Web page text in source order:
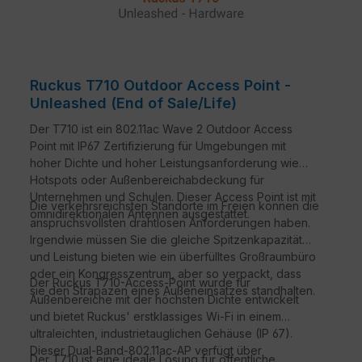
Ruckus T710 Outdoor Access Point -
Unleashed (End of Sale/Life)
Der T710 ist ein 802.11ac Wave 2 Outdoor Access
Point mit IP67 Zertifizierung für Umgebungen mit
hoher Dichte und hoher Leistungsanforderung wie
Hotspots oder Außenbereichabdeckung für
Unternehmen und Schulen. Dieser Access Point ist mit
omnidirektionalen Antennen ausgestattet.
Die verkehrsreichsten Standorte im Freien können die
anspruchsvollsten drahtlosen Anforderungen haben.
Irgendwie müssen Sie die gleiche Spitzenkapazität
und Leistung bieten wie ein überfülltes Großraumbüro
oder ein Kongresszentrum, aber so verpackt, dass
sie den Strapazen eines Außeneinsatzes standhalten.
Der Ruckus T710-Access-Point wurde für
Außenbereiche mit der höchsten Dichte entwickelt
und bietet Ruckus' erstklassiges Wi-Fi in einem
ultraleichten, industrietauglichen Gehäuse (IP 67).
Dieser Dual-Band-802.11ac-AP verfügt über
Der T710 ist eine ideale Lösung für öffentliche